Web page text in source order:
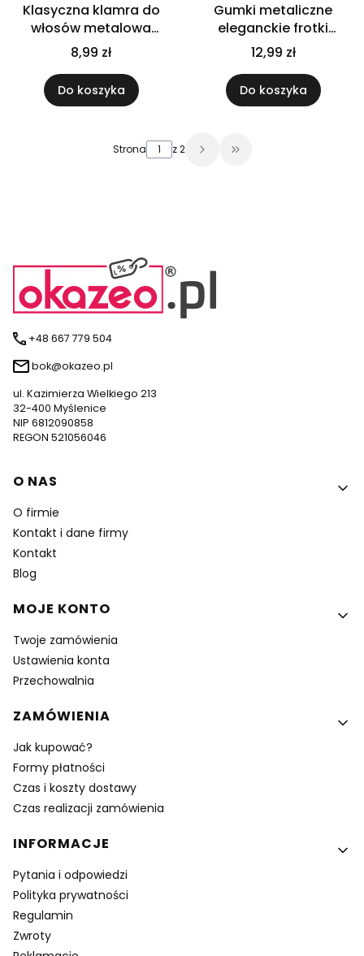
Klasyczna klamra do
włosów metalowa
delikatna spinka
mocny zacisk złota
8,99 zł
Do koszyka
Gumki metaliczne
eleganckie frotki
scrunchie do włosów
błyszczące 2 sztuki
12,99 zł
Do koszyka
Strona z 2 Przejdź do ostatniej
+48 667 779 504
bok@okazeo.pl
ul. Kazimierza Wielkiego 213
32-400 Myślenice
NIP 6812090858
REGON 521056046
Linki w stopce
O NAS
O firmie
Kontakt i dane firmy
Kontakt
Blog
MOJE KONTO
Twoje zamówienia
Ustawienia konta
Przechowalnia
ZAMÓWIENIA
Jak kupować?
Formy płatności
Czas i koszty dostawy
Czas realizacji zamówienia
INFORMACJE
Pytania i odpowiedzi
Polityka prywatności
Regulamin
Zwroty